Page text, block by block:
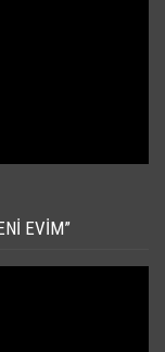
EVIM”